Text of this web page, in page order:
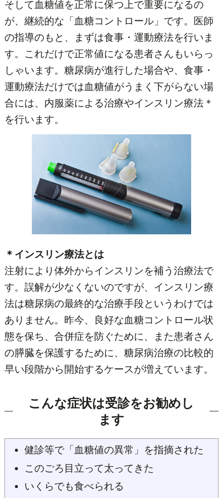
そして血糖値を正常に保つ上で重要になるの
が、継続的な「血糖コントロール」です。医師
の指導のもと、まずは食事・運動療法を行いま
す。これだけで正常値になる患者さんもいらっ
しゃいます。糖尿病が進行した場合や、食事・
運動療法だけでは血糖値がうまく下がらない場
合には、内服薬による治療やインスリン療法＊
を行います。
＊インスリン療法とは
注射により体外からインスリンを補う治療法で
す。誤解が少なくないのですが、インスリン療
法は糖尿病の最終的な治療手段というわけでは
ありません。昨今、良好な血糖コントロール状
態を保ち、合併症を防ぐために、また患者さん
の膵臓を保護するために、糖尿病治療の比較的
早い段階から開始するケースが増えています。
こんな症状は受診をお勧めし
ます
健診等で「血糖値の異常」を指摘された
このごろ目立って太ってきた
いくらでも食べられる